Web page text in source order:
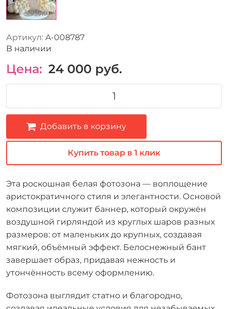
Артикул: A-008787
В наличии
Цена: 24 000 руб.
Добавить в корзину
Купить товар в 1 клик
Эта роскошная белая фотозона — воплощение
аристократичного стиля и элегантности. Основой
композиции служит баннер, который окружён
воздушной гирляндой из круглых шаров разных
размеров: от маленьких до крупных, создавая
мягкий, объёмный эффект. Белоснежный бант
завершает образ, придавая нежность и
утончённость всему оформлению.
Фотозона выглядит статно и благородно,